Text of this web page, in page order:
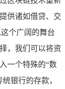
供诸如借贷、交
个广阔的舞台
，我们可以将资
一个特殊的“数
银行的存款，